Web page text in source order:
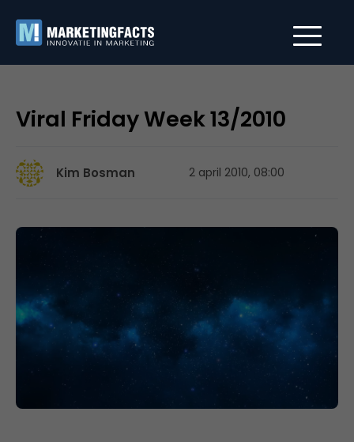
Viral Friday Week 13/2010
Kim Bosman 2 april 2010, 08:00